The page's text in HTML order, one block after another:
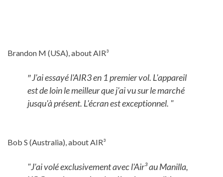
Brandon M (USA), about AIR³
″ J'ai essayé l'AIR3 en 1 premier vol. L'appareil
est de loin le meilleur que j'ai vu sur le marché
jusqu'à présent. L'écran est exceptionnel. "
Bob S (Australia), about AIR³
"J'ai volé exclusivement avec l'Air³ au Manilla,